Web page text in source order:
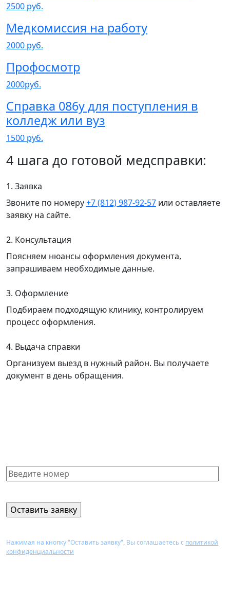
2500 руб.
Медкомиссия на работу
2000 руб.
Профосмотр
2000руб.
Справка 086у для поступления в
колледж или вуз
1500 руб.
4 шага до готовой медсправки:
1. Заявка
Звоните по номеру+7 (812) 987-92-57 или оставляете
заявку на сайте.
2. Консультация
Поясняем нюансы оформления документа,
запрашиваем необходимые данные.
3. Оформление
Подбираем подходящую клинику, контролируем
процесс оформления.
4. Выдача справки
Организуем выезд в нужный район. Вы получаете
документ в день обращения.
Нажимая на кнопку "Оставить заявку", Вы соглашаетесь с политикой
конфиденциальности